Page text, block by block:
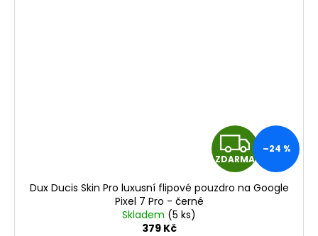
Z
D
ZDARMA
–24 %
Dux Ducis Skin Pro luxusní flipové pouzdro na Google
Pixel 7 Pro - černé
Skladem (5 ks)
379 Kč